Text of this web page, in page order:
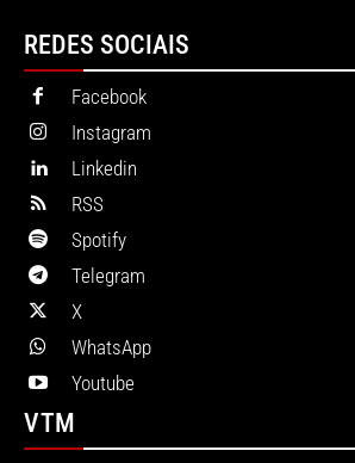
REDES SOCIAIS
Facebook
Instagram
Linkedin
RSS
Spotify
Telegram
X
WhatsApp
Youtube
VTM